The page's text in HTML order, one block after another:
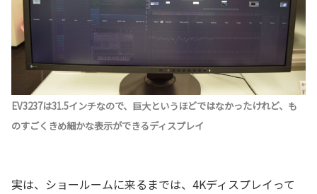
EV3237は31.5インチなので、巨大というほどではなかったけれど、も
のすごくきめ細かな表示ができるディスプレイ
実は、ショールームに来るまでは、4Kディスプレイって